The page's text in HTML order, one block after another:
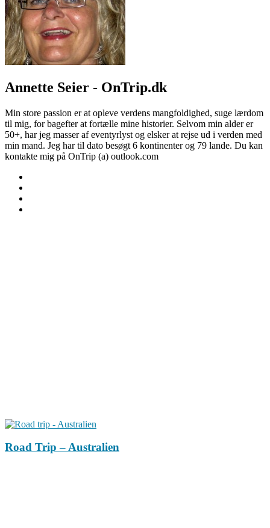
Annette Seier - OnTrip.dk
Min store passion er at opleve verdens mangfoldighed, suge lærdom
til mig, for bagefter at fortælle mine historier. Selvom min alder er
50+, har jeg masser af eventyrlyst og elsker at rejse ud i verden med
min mand. Jeg har til dato besøgt 6 kontinenter og 79 lande. Du kan
kontakte mig på OnTrip (a) outlook.com
Road Trip – Australien